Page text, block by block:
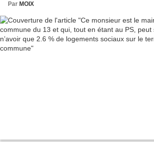
Par MOIX